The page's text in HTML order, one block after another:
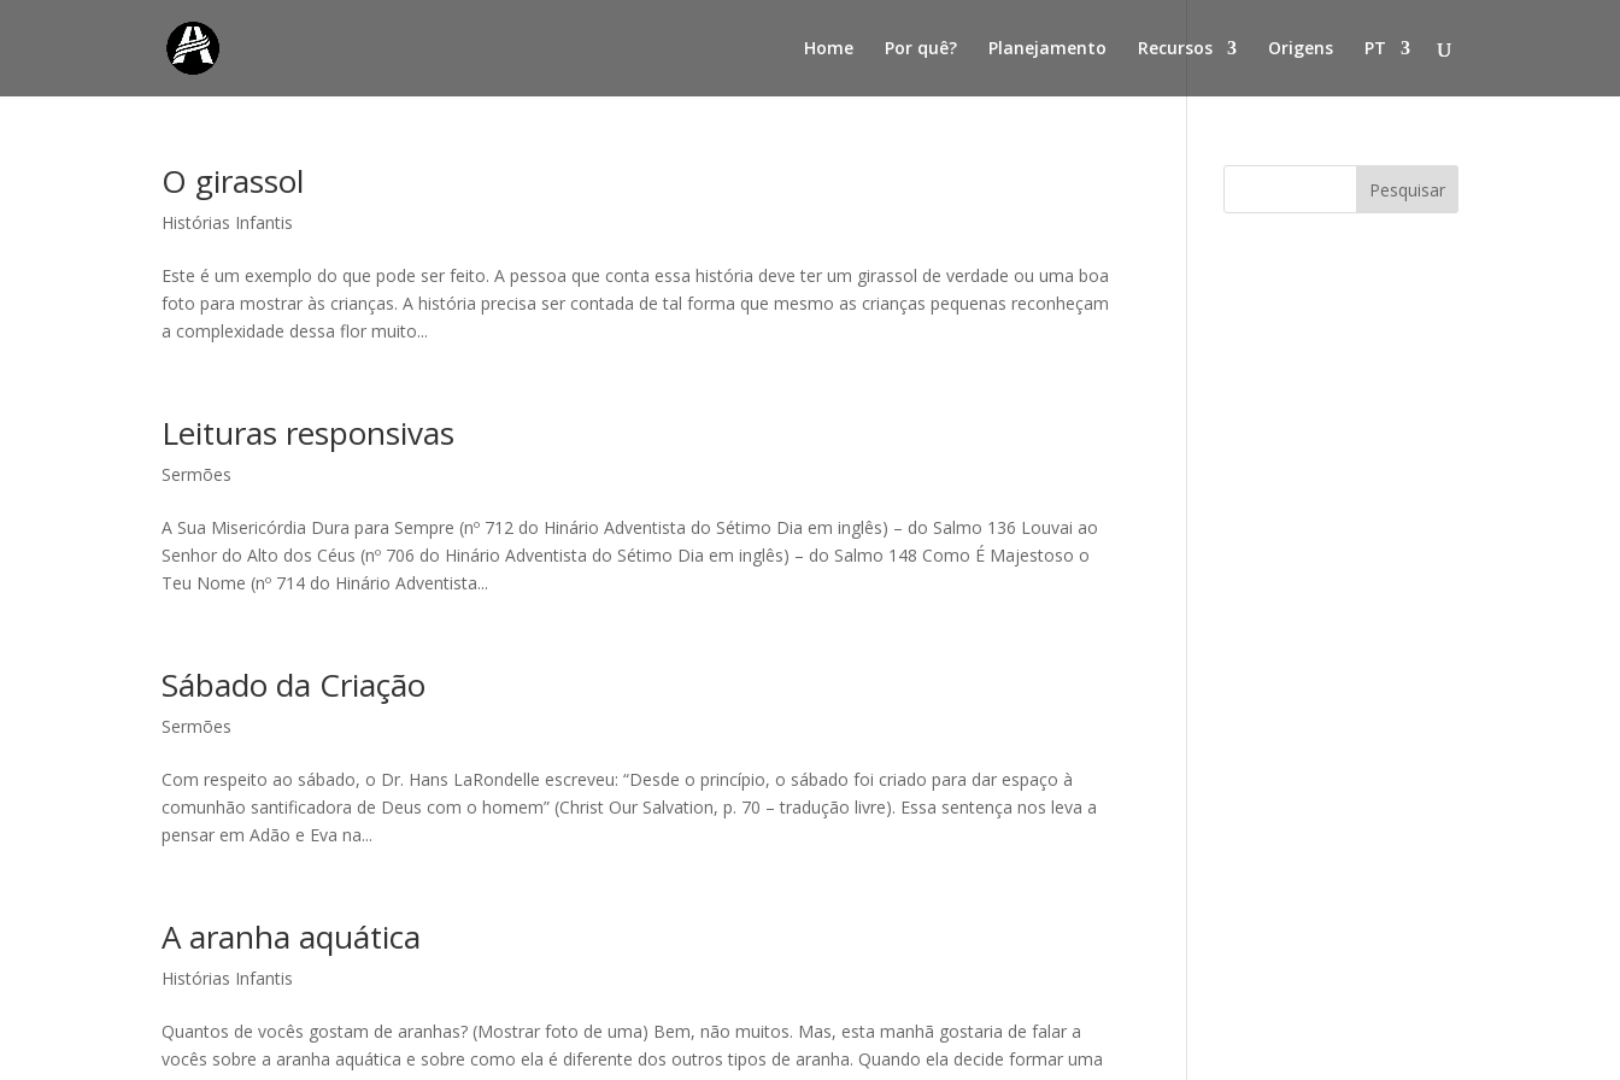
Home Por quê? Planejamento Recursos Origens PT
O girassol
Histórias Infantis
Este é um exemplo do que pode ser feito. A pessoa que conta essa história deve ter um girassol de verdade ou uma boa
foto para mostrar às crianças. A história precisa ser contada de tal forma que mesmo as crianças pequenas reconheçam
a complexidade dessa flor muito...
Leituras responsivas
Sermões
A Sua Misericórdia Dura para Sempre (nº 712 do Hinário Adventista do Sétimo Dia em inglês) – do Salmo 136 Louvai ao
Senhor do Alto dos Céus (nº 706 do Hinário Adventista do Sétimo Dia em inglês) – do Salmo 148 Como É Majestoso o
Teu Nome (nº 714 do Hinário Adventista...
Sábado da Criação
Sermões
Com respeito ao sábado, o Dr. Hans LaRondelle escreveu: “Desde o princípio, o sábado foi criado para dar espaço à
comunhão santificadora de Deus com o homem” (Christ Our Salvation, p. 70 – tradução livre). Essa sentença nos leva a
pensar em Adão e Eva na...
A aranha aquática
Histórias Infantis
Quantos de vocês gostam de aranhas? (Mostrar foto de uma) Bem, não muitos. Mas, esta manhã gostaria de falar a
vocês sobre a aranha aquática e sobre como ela é diferente dos outros tipos de aranha. Quando ela decide formar uma